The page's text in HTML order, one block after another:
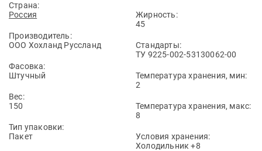
Страна:
Россия
Производитель:
ООО Хохланд Руссланд
Фасовка:
Штучный
Вес:
150
Тип упаковки:
Пакет
Жирность:
45
Стандарты:
ТУ 9225-002-53130062-00
Температура хранения, мин:
2
Температура хранения, макс:
8
Условия хранения:
Холодильник +8